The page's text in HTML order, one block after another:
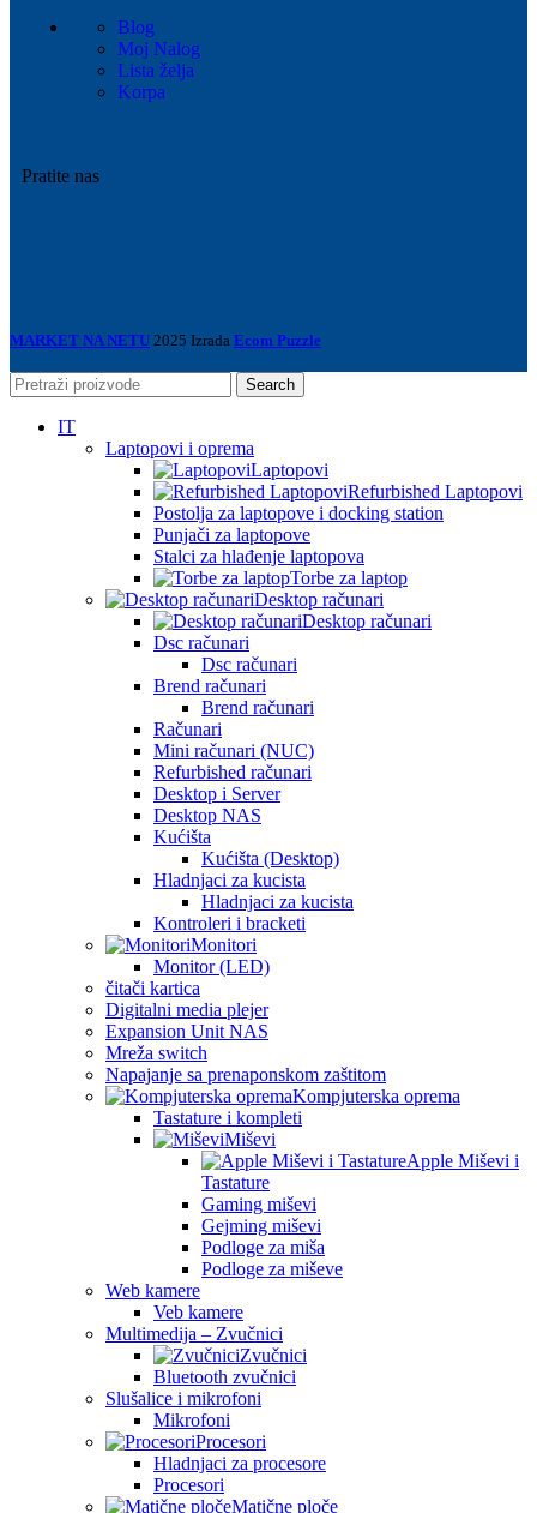
Blog
Moj Nalog
Lista želja
Korpa
Pratite nas
MARKET NA NETU 2025 Izrada Ecom Puzzle
Search
IT
Laptopovi i oprema
Laptopovi
Refurbished Laptopovi
Postolja za laptopove i docking station
Punjači za laptopove
Stalci za hlađenje laptopova
Torbe za laptop
Desktop računari
Desktop računari
Dsc računari
Dsc računari
Brend računari
Brend računari
Računari
Mini računari (NUC)
Refurbished računari
Desktop i Server
Desktop NAS
Kućišta
Kućišta (Desktop)
Hladnjaci za kucista
Hladnjaci za kucista
Kontroleri i bracketi
Monitori
Monitor (LED)
čitači kartica
Digitalni media plejer
Expansion Unit NAS
Mreža switch
Napajanje sa prenaponskom zaštitom
Kompjuterska oprema
Tastature i kompleti
Miševi
Apple Miševi i
Tastature
Gaming miševi
Gejming miševi
Podloge za miša
Podloge za miševe
Web kamere
Veb kamere
Multimedija – Zvučnici
Zvučnici
Bluetooth zvučnici
Slušalice i mikrofoni
Mikrofoni
Procesori
Hladnjaci za procesore
Procesori
Matične ploče